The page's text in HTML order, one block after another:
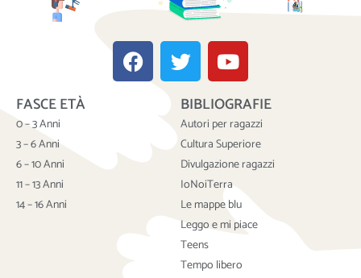
F
a
c
T
w
i
t
t
e
r
Y
o
u
t
u
b
e
FASCE ETÀ
0 – 3 Anni
3 – 6 Anni
6 – 10 Anni
11 – 13 Anni
14 – 16 Anni
BIBLIOGRAFIE
Autori per ragazzi
Cultura Superiore
Divulgazione ragazzi
IoNoiTerra
Le mappe blu
Leggo e mi piace
Teens
Tempo libero